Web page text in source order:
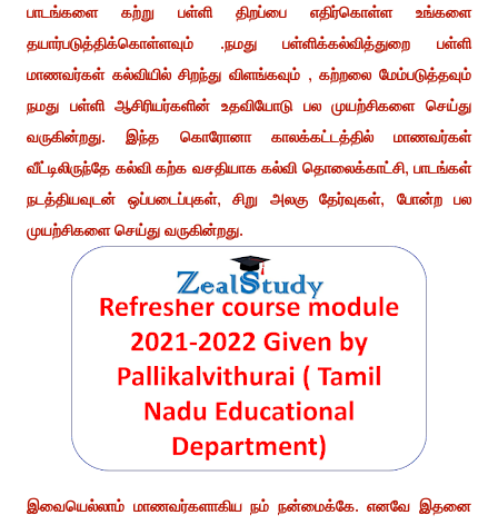
பாடங்களை கற்று பள்ளி திறப்பை எதிர்கொள்ள உங்களை
தயார்படுத்திக்கொள்ளவும் .நமது பள்ளிக்கல்வித்துறை பள்ளி
மாணவர்கள் கல்வியில் சிறந்து விளங்கவும் , கற்றலை மேம்படுத்தவும்
நமது பள்ளி ஆசிரியர்களின் உதவியோடு பல முயற்சிகளை செய்து
வருகின்றது. இந்த கொரோனா காலக்கட்டத்தில் மாணவர்கள்
வீட்டிலிருந்தே கல்வி கற்க வசதியாக கல்வி தொலைக்காட்சி, பாடங்கள்
நடத்தியவுடன் ஒப்படைப்புகள், சிறு அலகு தேர்வுகள், போன்ற பல
முயற்சிகளை செய்து வருகின்றது.
இவையெல்லாம் மாணவர்களாகிய நம் நன்மைக்கே. எனவே இதனை